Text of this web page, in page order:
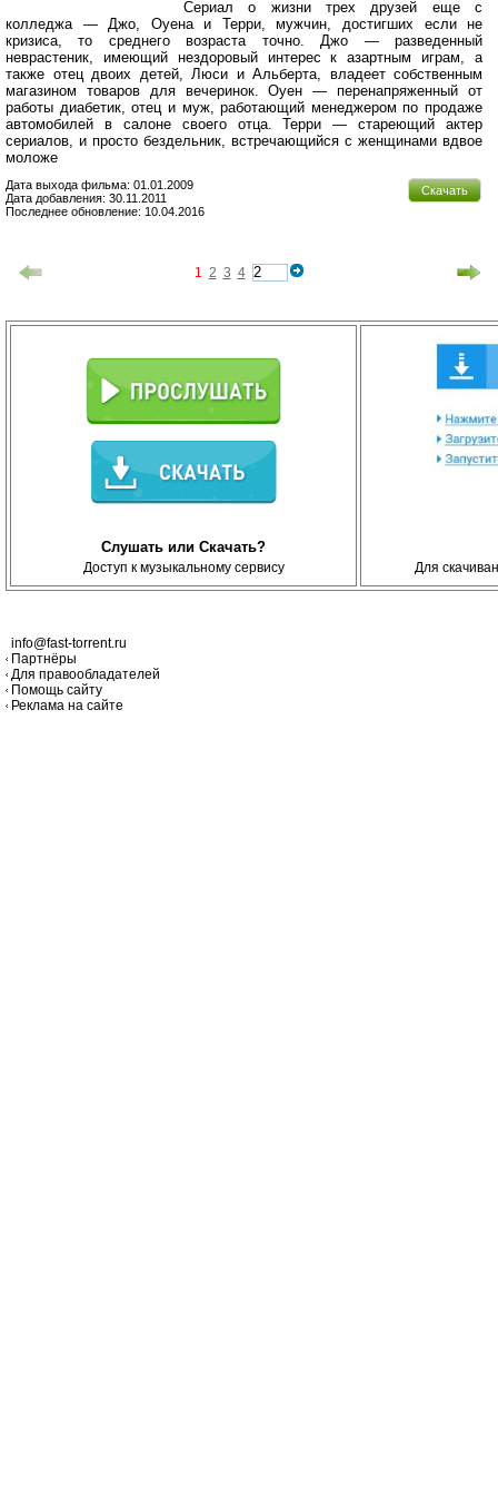
Сериал о жизни трех друзей еще с
колледжа — Джо, Оуена и Терри, мужчин, достигших если не
кризиса, то среднего возраста точно. Джо — разведенный
неврастеник, имеющий нездоровый интерес к азартным играм, а
также отец двоих детей, Люси и Альберта, владеет собственным
магазином товаров для вечеринок. Оуен — перенапряженный от
работы диабетик, отец и муж, работающий менеджером по продаже
автомобилей в салоне своего отца. Терри — стареющий актер
сериалов, и просто бездельник, встречающийся с женщинами вдвое
моложе
Скачать
Дата выхода фильма: 01.01.2009
Дата добавления: 30.11.2011
Последнее обновление: 10.04.2016
1 2 3 4
Слушать или Скачать?
Доступ к музыкальному сервису Для
info@fast-torrent.ru
Партнёры
Для правообладателей
Помощь сайту
Реклама на сайте